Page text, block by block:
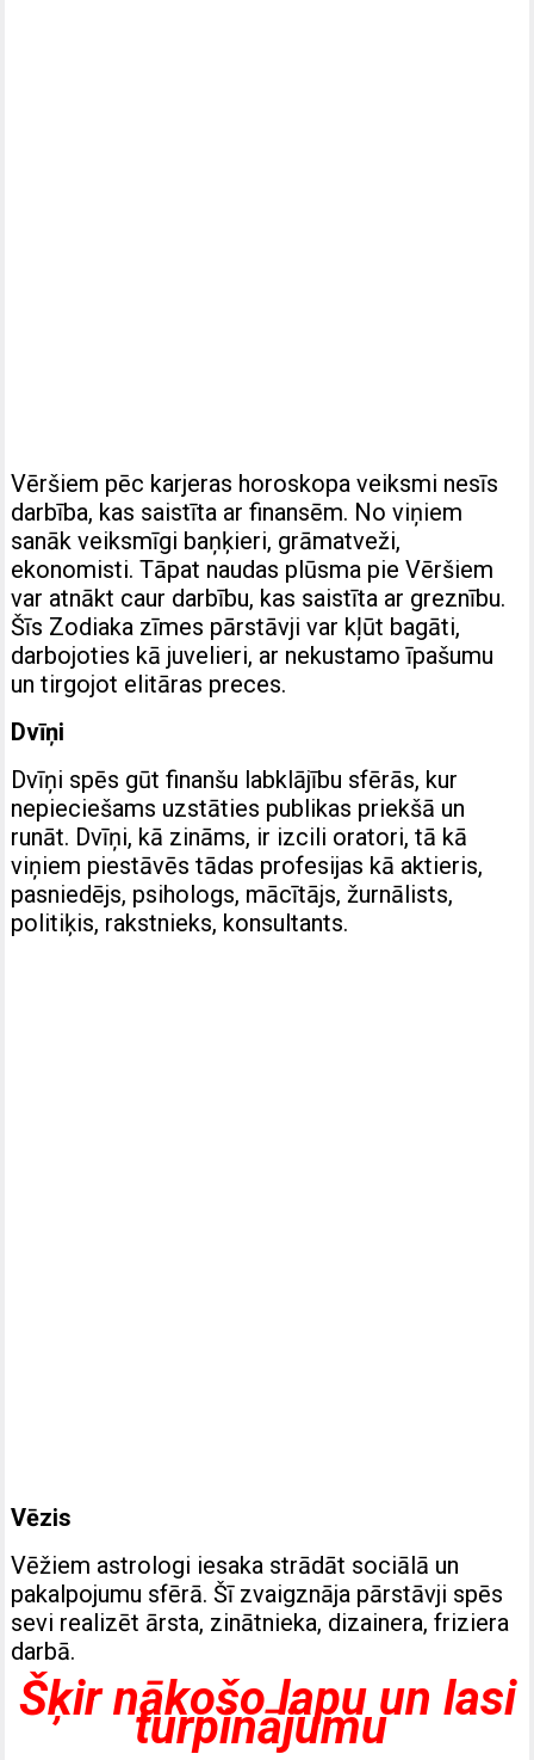
Vēršiem pēc karjeras horoskopa veiksmi nesīs
darbība, kas saistīta ar finansēm. No viņiem
sanāk veiksmīgi baņķieri, grāmatveži,
ekonomisti. Tāpat naudas plūsma pie Vēršiem
var atnākt caur darbību, kas saistīta ar greznību.
Šīs Zodiaka zīmes pārstāvji var kļūt bagāti,
darbojoties kā juvelieri, ar nekustamo īpašumu
un tirgojot elitāras preces.
Dvīņi
Dvīņi spēs gūt finanšu labklājību sfērās, kur
nepieciešams uzstāties publikas priekšā un
runāt. Dvīņi, kā zināms, ir izcili oratori, tā kā
viņiem piestāvēs tādas profesijas kā aktieris,
pasniedējs, psihologs, mācītājs, žurnālists,
politiķis, rakstnieks, konsultants.
Vēzis
Vēžiem astrologi iesaka strādāt sociālā un
pakalpojumu sfērā. Šī zvaigznāja pārstāvji spēs
sevi realizēt ārsta, zinātnieka, dizainera, friziera
darbā.
Šķir nākošo lapu un lasi
turpinājumu